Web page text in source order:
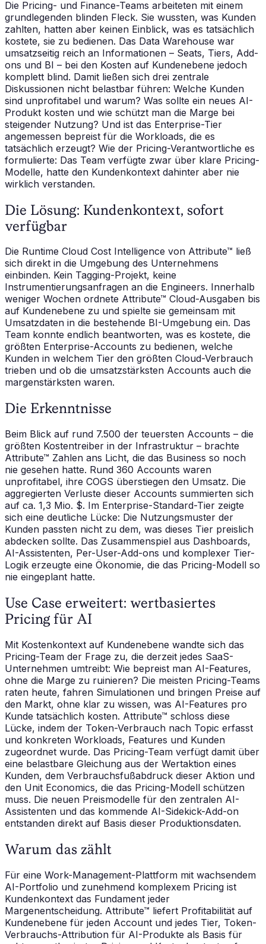
Die Pricing- und Finance-Teams arbeiteten mit einem
grundlegenden blinden Fleck. Sie wussten, was Kunden
zahlten, hatten aber keinen Einblick, was es tatsächlich
kostete, sie zu bedienen. Das Data Warehouse war
umsatzseitig reich an Informationen – Seats, Tiers, Add-
ons und BI – bei den Kosten auf Kundenebene jedoch
komplett blind. Damit ließen sich drei zentrale
Diskussionen nicht belastbar führen: Welche Kunden
sind unprofitabel und warum? Was sollte ein neues AI-
Produkt kosten und wie schützt man die Marge bei
steigender Nutzung? Und ist das Enterprise-Tier
angemessen bepreist für die Workloads, die es
tatsächlich erzeugt? Wie der Pricing-Verantwortliche es
formulierte: Das Team verfügte zwar über klare Pricing-
Modelle, hatte den Kundenkontext dahinter aber nie
wirklich verstanden.
Die Lösung: Kundenkontext, sofort
verfügbar
Die Runtime Cloud Cost Intelligence von Attribute™ ließ
sich direkt in die Umgebung des Unternehmens
einbinden. Kein Tagging-Projekt, keine
Instrumentierungsanfragen an die Engineers. Innerhalb
weniger Wochen ordnete Attribute™ Cloud-Ausgaben bis
auf Kundenebene zu und spielte sie gemeinsam mit
Umsatzdaten in die bestehende BI-Umgebung ein. Das
Team konnte endlich beantworten, was es kostete, die
größten Enterprise-Accounts zu bedienen, welche
Kunden in welchem Tier den größten Cloud-Verbrauch
trieben und ob die umsatzstärksten Accounts auch die
margenstärksten waren.
Die Erkenntnisse
Beim Blick auf rund 7.500 der teuersten Accounts – die
größten Kostentreiber in der Infrastruktur – brachte
Attribute™ Zahlen ans Licht, die das Business so noch
nie gesehen hatte. Rund 360 Accounts waren
unprofitabel, ihre COGS überstiegen den Umsatz. Die
aggregierten Verluste dieser Accounts summierten sich
auf ca. 1,3 Mio. $. Im Enterprise-Standard-Tier zeigte
sich eine deutliche Lücke: Die Nutzungsmuster der
Kunden passten nicht zu dem, was dieses Tier preislich
abdecken sollte. Das Zusammenspiel aus Dashboards,
AI-Assistenten, Per-User-Add-ons und komplexer Tier-
Logik erzeugte eine Ökonomie, die das Pricing-Modell so
nie eingeplant hatte.
Use Case erweitert: wertbasiertes
Pricing für AI
Mit Kostenkontext auf Kundenebene wandte sich das
Pricing-Team der Frage zu, die derzeit jedes SaaS-
Unternehmen umtreibt: Wie bepreist man AI-Features,
ohne die Marge zu ruinieren? Die meisten Pricing-Teams
raten heute, fahren Simulationen und bringen Preise auf
den Markt, ohne klar zu wissen, was AI-Features pro
Kunde tatsächlich kosten. Attribute™ schloss diese
Lücke, indem der Token-Verbrauch nach Topic erfasst
und konkreten Workloads, Features und Kunden
zugeordnet wurde. Das Pricing-Team verfügt damit über
eine belastbare Gleichung aus der Wertaktion eines
Kunden, dem Verbrauchsfußabdruck dieser Aktion und
den Unit Economics, die das Pricing-Modell schützen
muss. Die neuen Preismodelle für den zentralen AI-
Assistenten und das kommende AI-Sidekick-Add-on
entstanden direkt auf Basis dieser Produktionsdaten.
Warum das zählt
Für eine Work-Management-Plattform mit wachsendem
AI-Portfolio und zunehmend komplexem Pricing ist
Kundenkontext das Fundament jeder
Margenentscheidung. Attribute™ liefert Profitabilität auf
Kundenebene für jeden Account und jedes Tier, Token-
Verbrauchs-Attribution für AI-Produkte als Basis für